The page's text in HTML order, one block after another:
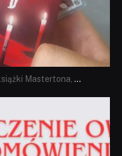
Mastertona, ...